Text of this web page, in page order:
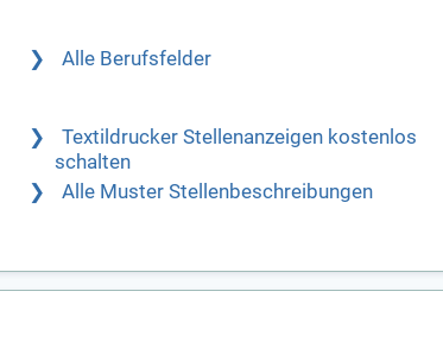
Alle Berufsfelder
Textildrucker Stellenanzeigen kostenlos
schalten
Alle Muster Stellenbeschreibungen